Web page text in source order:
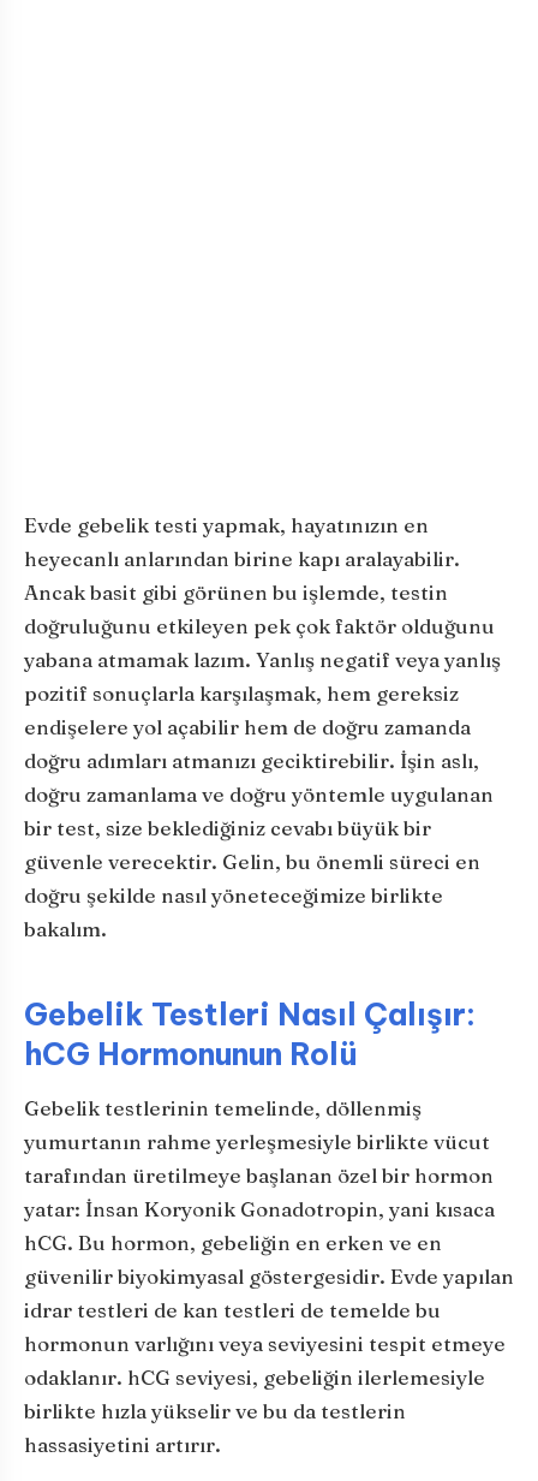
Evde gebelik testi yapmak, hayatınızın en
heyecanlı anlarından birine kapı aralayabilir.
Ancak basit gibi görünen bu işlemde, testin
doğruluğunu etkileyen pek çok faktör olduğunu
yabana atmamak lazım. Yanlış negatif veya yanlış
pozitif sonuçlarla karşılaşmak, hem gereksiz
endişelere yol açabilir hem de doğru zamanda
doğru adımları atmanızı geciktirebilir. İşin aslı,
doğru zamanlama ve doğru yöntemle uygulanan
bir test, size beklediğiniz cevabı büyük bir
güvenle verecektir. Gelin, bu önemli süreci en
doğru şekilde nasıl yöneteceğimize birlikte
bakalım.
Gebelik Testleri Nasıl Çalışır:
hCG Hormonunun Rolü
Gebelik testlerinin temelinde, döllenmiş
yumurtanın rahme yerleşmesiyle birlikte vücut
tarafından üretilmeye başlanan özel bir hormon
yatar: İnsan Koryonik Gonadotropin, yani kısaca
hCG. Bu hormon, gebeliğin en erken ve en
güvenilir biyokimyasal göstergesidir. Evde yapılan
idrar testleri de kan testleri de temelde bu
hormonun varlığını veya seviyesini tespit etmeye
odaklanır. hCG seviyesi, gebeliğin ilerlemesiyle
birlikte hızla yükselir ve bu da testlerin
hassasiyetini artırır.